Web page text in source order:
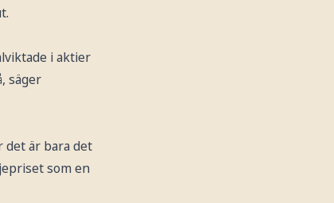
i aktier
säger
det är bara det
som en